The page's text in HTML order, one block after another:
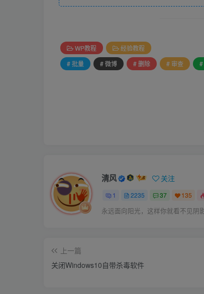
WP教程
经验教程
# 批量
# 微博 # 删除 # 审查
清风 关注
1 2235 37 135
永远面向阳光，这样你就看不见阴
上一篇
关闭Windows10自带杀毒软件